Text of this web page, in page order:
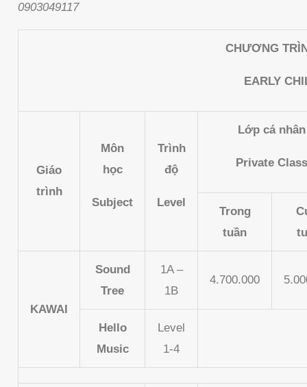
0903049117
CHƯƠNG
EARLY
Giáo
trình
Môn
học
Subject
Trình
độ
Level
Lớp cá nhân
Private
Trong
tuần
KAWAI
Sound
Tree
1A –
1B
4.700.000
Hello
Music
Level
1-4